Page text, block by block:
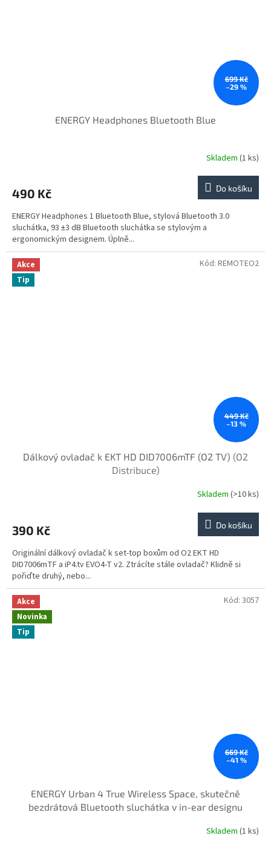
699 Kč
–29 %
ENERGY Headphones Bluetooth Blue
Skladem (1 ks)
490 Kč Do košíku
ENERGY Headphones 1 Bluetooth Blue, stylová Bluetooth 3.0
sluchátka, 93 ±3 dB Bluetooth sluchátka se stylovým a
ergonomickým designem. Úplně...
Akce
Tip
449 Kč
–13 %
Dálkový ovladač k EKT HD DID7006mTF (O2 TV) (O2
Distribuce)
Skladem (>10 ks)
390 Kč Do košíku
Originální dálkový ovladač k set-top boxům od O2 EKT HD
DID7006mTF a iP4.tv EVO4-T v2. Ztrácíte stále ovladač? Klidně si
pořiďte druhý, nebo...
Kód: REMOTEO2
Akce
Novinka
Tip
669 Kč
–41 %
ENERGY Urban 4 True Wireless Space, skutečně
bezdrátová Bluetooth sluchátka v in-ear designu
Skladem (1 ks)
Kód: 3057